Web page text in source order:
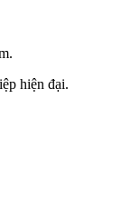
hiện đại.